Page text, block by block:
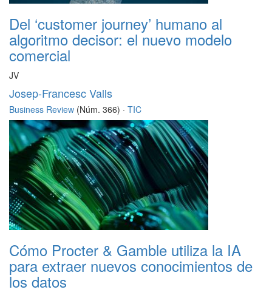
Del ‘customer journey’ humano al
algoritmo decisor: el nuevo modelo
comercial
JV
Josep-Francesc Valls
Business Review (Núm. 366) · TIC
Cómo Procter & Gamble utiliza la IA
para extraer nuevos conocimientos de
los datos